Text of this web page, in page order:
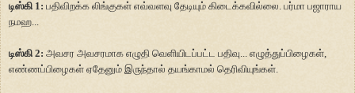
டிஸ்கி 1: பதிவிறக்க லிங்குகள் எவ்வளவு தேடியும் கிடைக்கவில்லை. பர்மா பஜாராய
நமஹ...
டிஸ்கி 2: அவசர அவசரமாக எழுதி வெளியிடப்பட்ட பதிவு... எழுத்துப்பிழைகள்,
எண்ணப்பிழைகள் ஏதேனும் இருந்தால் தயங்காமல் தெரிவியுங்கள்.